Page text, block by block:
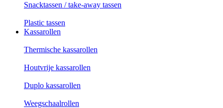
Snacktassen / take-away tassen
Plastic tassen
Kassarollen
Thermische kassarollen
Houtvrije kassarollen
Duplo kassarollen
Weegschaalrollen